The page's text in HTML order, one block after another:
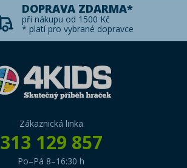
DOPRAVA ZDARMA*
při nákupu od 1500 Kč
* platí pro vybrané dopravce
Zákaznická linka
313 129 857
Po–Pá 8–16:30 h